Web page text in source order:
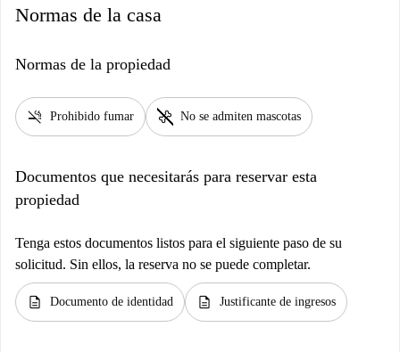
Normas de la casa
Normas de la propiedad
smoke_free Prohibido fumar pet_supplies No se admiten mascotas
Documentos que necesitarás para reservar esta
propiedad
Tenga estos documentos listos para el siguiente paso de su
solicitud. Sin ellos, la reserva no se puede completar.
description Documento de identidad description Justificante de ingresos